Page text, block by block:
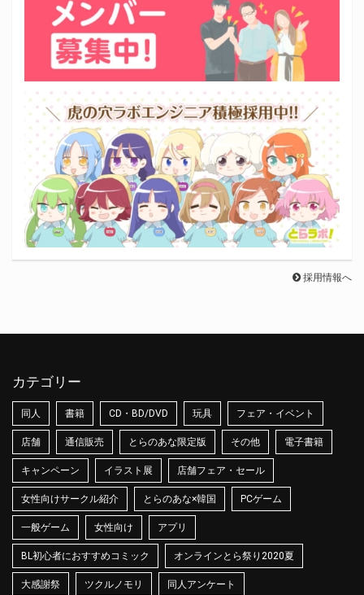
採用情報へ
カテゴリー
同人 書籍 CD・BD/DVD 玩具 フェア・イベント
店舗 通信販売 とらのあな限定版 その他 電子書籍
キャンペーン イラスト展 店舗フェア・セール
女性向けサークル紹介 とらのあな×韓国 PCゲーム
一般ゲーム 女性向け アプリ
BL初心者におすすめコミック オンラインとら祭り2020夏
大感謝祭 ツクルノモリ 同人アンケート